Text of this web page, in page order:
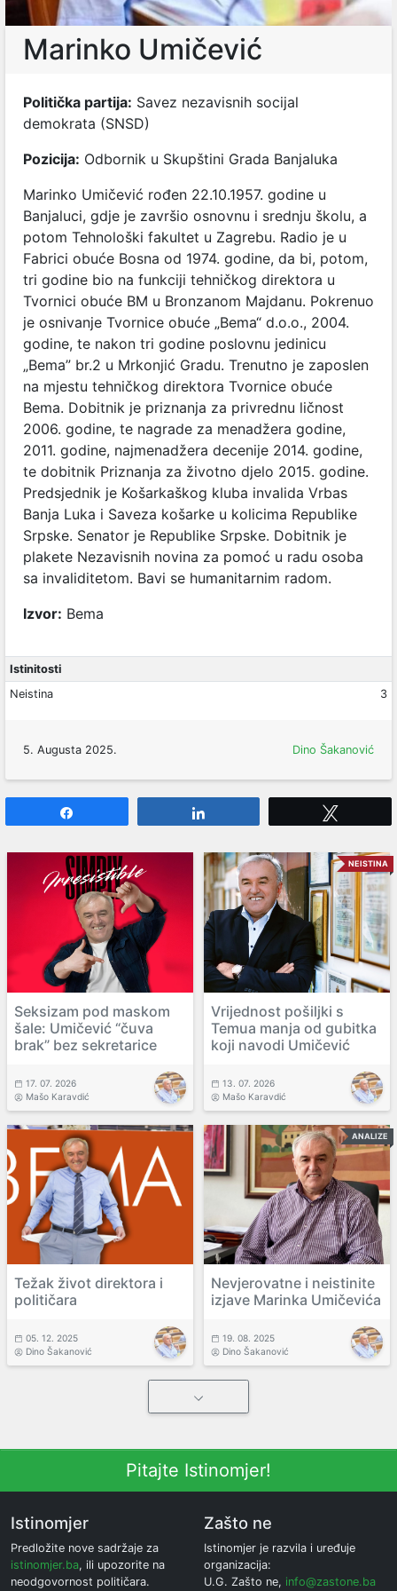
Marinko Umičević
Politička partija: Savez nezavisnih socijal
demokrata (SNSD)
Pozicija: Odbornik u Skupštini Grada Banjaluka
Marinko Umičević rođen 22.10.1957. godine u
Banjaluci, gdje je završio osnovnu i srednju školu, a
potom Tehnološki fakultet u Zagrebu. Radio je u
Fabrici obuće Bosna od 1974. godine, da bi, potom,
tri godine bio na funkciji tehničkog direktora u
Tvornici obuće BM u Bronzanom Majdanu. Pokrenuo
je osnivanje Tvornice obuće „Bema“ d.o.o., 2004.
godine, te nakon tri godine poslovnu jedinicu
„Bema” br.2 u Mrkonjić Gradu. Trenutno je zaposlen
na mjestu tehničkog direktora Tvornice obuće
Bema. Dobitnik je priznanja za privrednu ličnost
2006. godine, te nagrade za menadžera godine,
2011. godine, najmenadžera decenije 2014. godine,
te dobitnik Priznanja za životno djelo 2015. godine.
Predsjednik je Košarkaškog kluba invalida Vrbas
Banja Luka i Saveza košarke u kolicima Republike
Srpske. Senator je Republike Srpske. Dobitnik je
plakete Nezavisnih novina za pomoć u radu osoba
sa invaliditetom. Bavi se humanitarnim radom.
Izvor: Bema
Istinitosti
Neistina
3
5. Augusta 2025. Dino Šakanović
Seksizam pod maskom
šale: Umičević “čuva
brak” bez sekretarice
17. 07. 2026
Mašo Karavdić
NEISTINA
Vrijednost pošiljki s
Temua manja od gubitka
koji navodi Umičević
13. 07. 2026
Mašo Karavdić
Težak život direktora i
političara
05. 12. 2025
Dino Šakanović
ANALIZE
Nevjerovatne i neistinite
izjave Marinka Umičevića
19. 08. 2025
Dino Šakanović
Pitajte Istinomjer!
Istinomjer
Predložite nove sadržaje za
istinomjer.ba, ili upozorite na
neodgovornost političara.
Zašto ne
Istinomjer je razvila i uređuje
organizacija:
U.G. Zašto ne, info@zastone.ba